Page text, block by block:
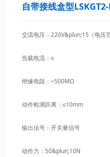
自带接线盒型
交流电压：220V&plun;15（电压
负载电流：≤
绝缘电阻：>500MΩ
动作检测距离：≤10mm
输出信号：开关量信号
动作力：50&plun;10N